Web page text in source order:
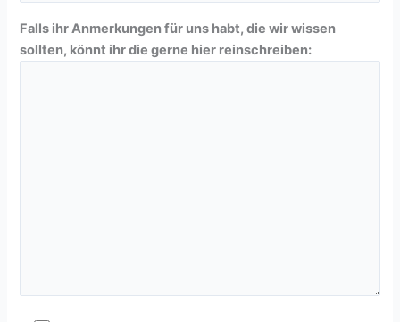
Falls ihr Anmerkungen für uns habt, die wir wissen
sollten, könnt ihr die gerne hier reinschreiben: